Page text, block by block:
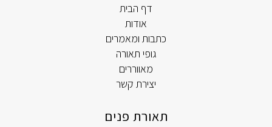
דף הבית
אודות
כתבות ומאמרים
גופי תאורה
מאווררים
יצירת קשר
תאורת פנים